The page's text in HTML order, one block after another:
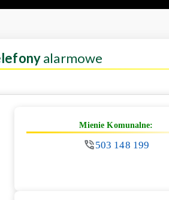
alarmowe
Mienie Komunalne:
503 148 199